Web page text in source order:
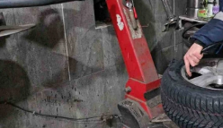
Ramazan
Resmi İlanlar
Rüya Tabirleri